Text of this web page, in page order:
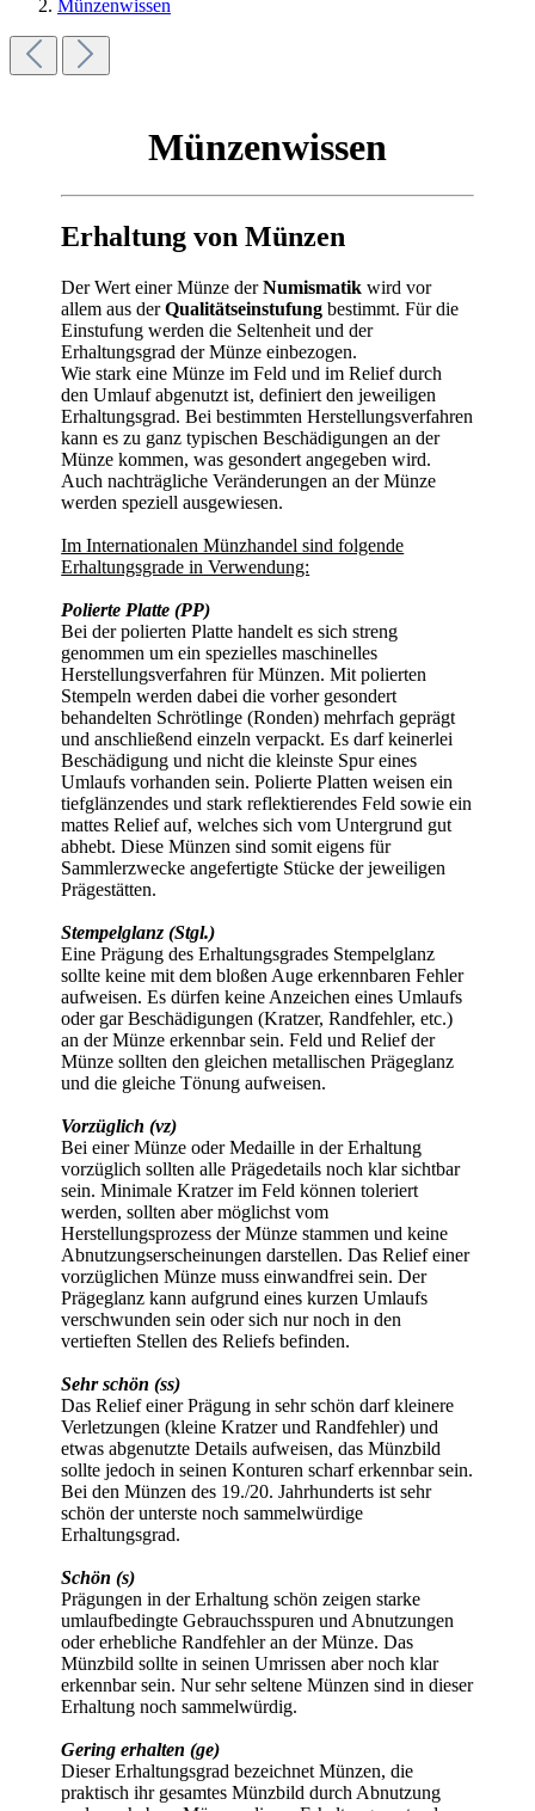
Münzenwissen
Münzenwissen
Erhaltung von Münzen
Der Wert einer Münze derNumismatik wird vor
allem aus derQualitätseinstufung bestimmt. Für die
Einstufung werden die Seltenheit und der
Erhaltungsgrad der Münze einbezogen.
Wie stark eine Münze im Feld und im Relief durch
den Umlauf abgenutzt ist, definiert den jeweiligen
Erhaltungsgrad. Bei bestimmten Herstellungsverfahren
kann es zu ganz typischen Beschädigungen an der
Münze kommen, was gesondert angegeben wird.
Auch nachträgliche Veränderungen an der Münze
werden speziell ausgewiesen.
Im Internationalen Münzhandel sind folgende
Erhaltungsgrade in Verwendung:
Polierte Platte (PP)
Bei der polierten Platte handelt es sich streng
genommen um ein spezielles maschinelles
Herstellungsverfahren für Münzen. Mit polierten
Stempeln werden dabei die vorher gesondert
behandelten Schrötlinge (Ronden) mehrfach geprägt
und anschließend einzeln verpackt. Es darf keinerlei
Beschädigung und nicht die kleinste Spur eines
Umlaufs vorhanden sein. Polierte Platten weisen ein
tiefglänzendes und stark reflektierendes Feld sowie ein
mattes Relief auf, welches sich vom Untergrund gut
abhebt. Diese Münzen sind somit eigens für
Sammlerzwecke angefertigte Stücke der jeweiligen
Prägestätten.
Stempelglanz (Stgl.)
Eine Prägung des Erhaltungsgrades Stempelglanz
sollte keine mit dem bloßen Auge erkennbaren Fehler
aufweisen. Es dürfen keine Anzeichen eines Umlaufs
oder gar Beschädigungen (Kratzer, Randfehler, etc.)
an der Münze erkennbar sein. Feld und Relief der
Münze sollten den gleichen metallischen Prägeglanz
und die gleiche Tönung aufweisen.
Vorzüglich (vz)
Bei einer Münze oder Medaille in der Erhaltung
vorzüglich sollten alle Prägedetails noch klar sichtbar
sein. Minimale Kratzer im Feld können toleriert
werden, sollten aber möglichst vom
Herstellungsprozess der Münze stammen und keine
Abnutzungserscheinungen darstellen. Das Relief einer
vorzüglichen Münze muss einwandfrei sein. Der
Prägeglanz kann aufgrund eines kurzen Umlaufs
verschwunden sein oder sich nur noch in den
vertieften Stellen des Reliefs befinden.
Sehr schön (ss)
Das Relief einer Prägung in sehr schön darf kleinere
Verletzungen (kleine Kratzer und Randfehler) und
etwas abgenutzte Details aufweisen, das Münzbild
sollte jedoch in seinen Konturen scharf erkennbar sein.
Bei den Münzen des 19./20. Jahrhunderts ist sehr
schön der unterste noch sammelwürdige
Erhaltungsgrad.
Schön (s)
Prägungen in der Erhaltung schön zeigen starke
umlaufbedingte Gebrauchsspuren und Abnutzungen
oder erhebliche Randfehler an der Münze. Das
Münzbild sollte in seinen Umrissen aber noch klar
erkennbar sein. Nur sehr seltene Münzen sind in dieser
Erhaltung noch sammelwürdig.
Gering erhalten (ge)
Dieser Erhaltungsgrad bezeichnet Münzen, die
praktisch ihr gesamtes Münzbild durch Abnutzung